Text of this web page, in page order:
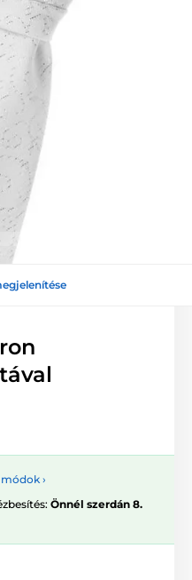
›
Önnél szerdán 8.